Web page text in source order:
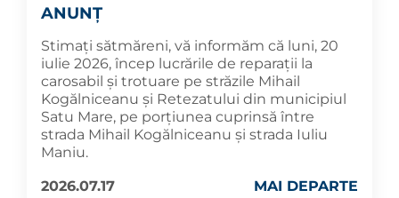
ANUNȚ
Stimați sătmăreni, vă informăm că luni, 20
iulie 2026, încep lucrările de reparații la
carosabil și trotuare pe străzile Mihail
Kogălniceanu și Retezatului din municipiul
Satu Mare, pe porțiunea cuprinsă între
strada Mihail Kogălniceanu și strada Iuliu
Maniu.
2026.07.17
MAI DEPARTE